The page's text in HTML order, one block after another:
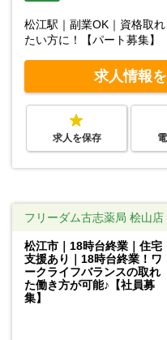
松江駅｜副業OK｜資格取
たい方に！【パート募集】
求人情報
求人を保存
フリーダム古志薬局 桧山店
松江市｜18時台終業｜住宅
支援あり｜18時台終業！ワ
ークライフバランスの取れ
た働き方が可能♪【社員募
集】